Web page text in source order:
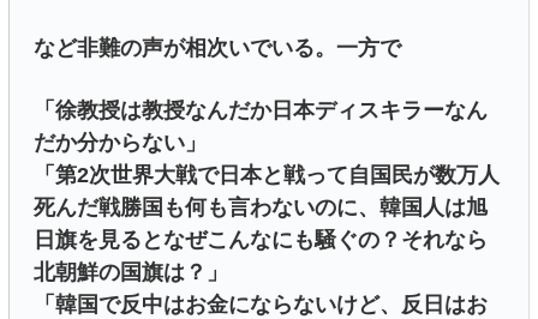
など非難の声が相次いでいる。一方で
「徐教授は教授なんだか日本ディスキラーなん
だか分からない」
「第2次世界大戦で日本と戦って自国民が数万人
死んだ戦勝国も何も言わないのに、韓国人は旭
日旗を見るとなぜこんなにも騒ぐの？それなら
北朝鮮の国旗は？」
「韓国で反中はお金にならないけど、反日はお